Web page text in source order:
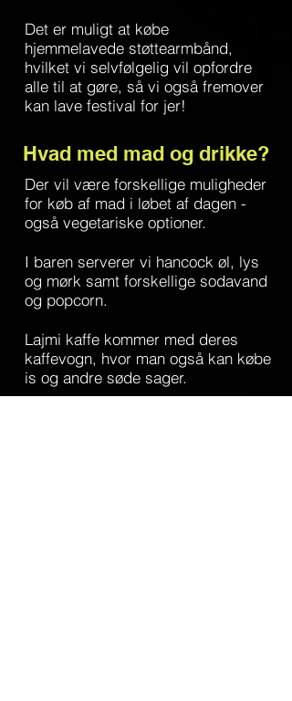
Det er muligt at købe
hjemmelavede støttearmbånd,
hvilket vi selvfølgelig vil opfordre
alle til at gøre, så vi også fremover
kan lave festival for jer!
Hvad med mad og drikke?
Der vil være forskellige muligheder
for køb af mad i løbet af dagen -
også vegetariske optioner.
I baren serverer vi hancock øl, lys
og mørk samt forskellige sodavand
og popcorn.
Lajmi kaffe kommer med deres
kaffevogn, hvor man også kan købe
is og andre søde sager.